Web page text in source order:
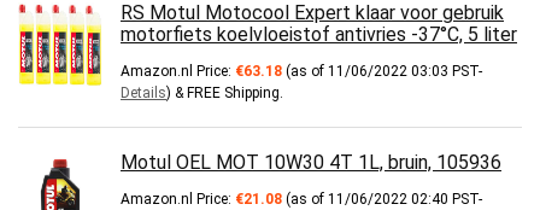
RS Motul Motocool Expert klaar voor gebruik
motorfiets koelvloeistof antivries -37°C, 5 liter
Amazon.nl Price: €63.18 (as of 11/06/2022 03:03 PST-
Details) & FREE Shipping.
Motul OEL MOT 10W30 4T 1L, bruin, 105936
Amazon.nl Price: €21.08 (as of 11/06/2022 02:40 PST-